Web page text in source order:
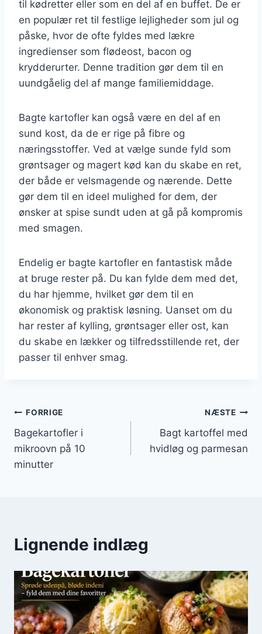
til kødretter eller som en del af en buffet. De er
en populær ret til festlige lejligheder som jul og
påske, hvor de ofte fyldes med lækre
ingredienser som flødeost, bacon og
krydderurter. Denne tradition gør dem til en
uundgåelig del af mange familiemiddage.
Bagte kartofler kan også være en del af en
sund kost, da de er rige på fibre og
næringsstoffer. Ved at vælge sunde fyld som
grøntsager og magert kød kan du skabe en ret,
der både er velsmagende og nærende. Dette
gør dem til en ideel mulighed for dem, der
ønsker at spise sundt uden at gå på kompromis
med smagen.
Endelig er bagte kartofler en fantastisk måde
at bruge rester på. Du kan fylde dem med det,
du har hjemme, hvilket gør dem til en
økonomisk og praktisk løsning. Uanset om du
har rester af kylling, grøntsager eller ost, kan
du skabe en lækker og tilfredsstillende ret, der
passer til enhver smag.
Indlægsnavigation
FORRIGE
Bagekartofler i
mikroovn på 10
minutter
NÆSTE
Bagt kartoffel med
hvidløg og parmesan
Lignende indlæg